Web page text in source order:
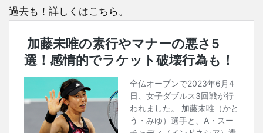
過去も！詳しくはこちら。